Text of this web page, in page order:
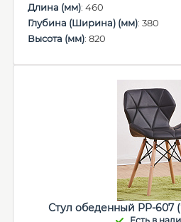
Длина (мм): 460
Глубина (Ширина) (мм): 380
Высота (мм): 820
Стул обеденный PP-